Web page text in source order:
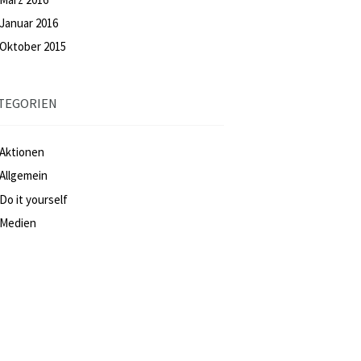
Januar 2016
Oktober 2015
Aktionen
Allgemein
Do it yourself
Medien